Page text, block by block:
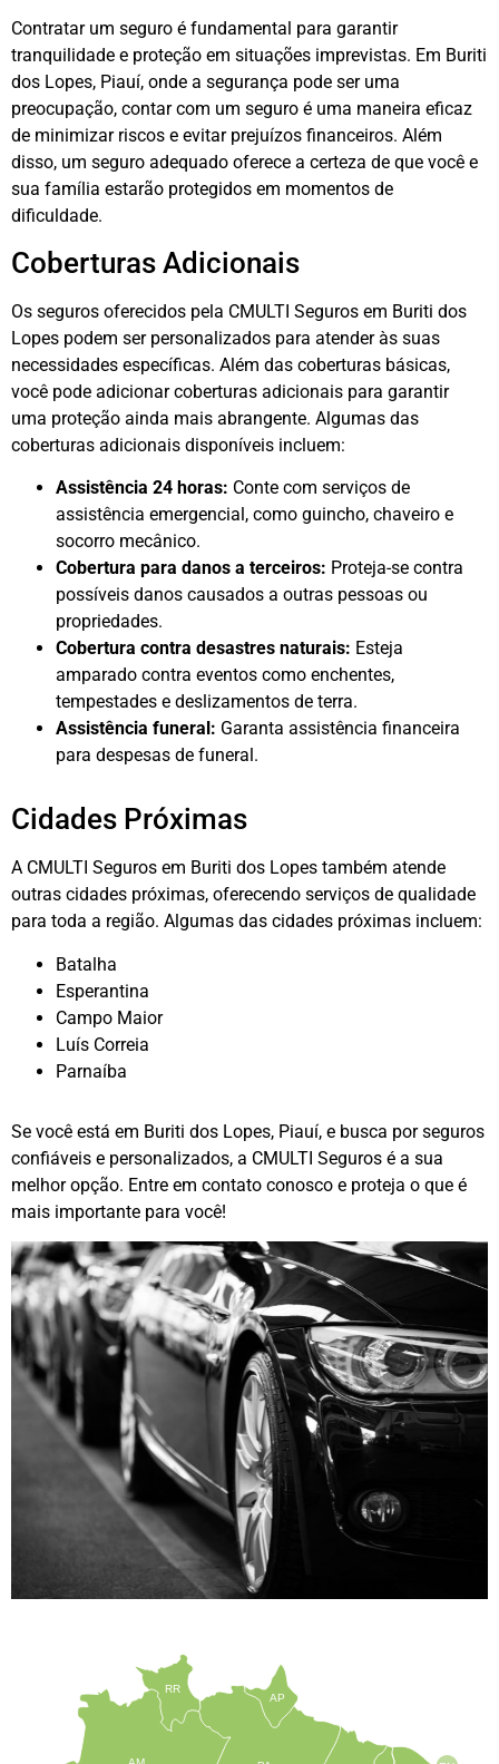
Contratar um seguro é fundamental para garantir
tranquilidade e proteção em situações imprevistas. Em Buriti
dos Lopes, Piauí, onde a segurança pode ser uma
preocupação, contar com um seguro é uma maneira eficaz
de minimizar riscos e evitar prejuízos financeiros. Além
disso, um seguro adequado oferece a certeza de que você e
sua família estarão protegidos em momentos de
dificuldade.
Coberturas Adicionais
Os seguros oferecidos pela CMULTI Seguros em Buriti dos
Lopes podem ser personalizados para atender às suas
necessidades específicas. Além das coberturas básicas,
você pode adicionar coberturas adicionais para garantir
uma proteção ainda mais abrangente. Algumas das
coberturas adicionais disponíveis incluem:
Assistência 24 horas: Conte com serviços de
assistência emergencial, como guincho, chaveiro e
socorro mecânico.
Cobertura para danos a terceiros: Proteja-se contra
possíveis danos causados a outras pessoas ou
propriedades.
Cobertura contra desastres naturais: Esteja
amparado contra eventos como enchentes,
tempestades e deslizamentos de terra.
Assistência funeral: Garanta assistência financeira
para despesas de funeral.
Cidades Próximas
A CMULTI Seguros em Buriti dos Lopes também atende
outras cidades próximas, oferecendo serviços de qualidade
para toda a região. Algumas das cidades próximas incluem:
Batalha
Esperantina
Campo Maior
Luís Correia
Parnaíba
Se você está em Buriti dos Lopes, Piauí, e busca por seguros
confiáveis e personalizados, a CMULTI Seguros é a sua
melhor opção. Entre em contato conosco e proteja o que é
mais importante para você!
AP
RR